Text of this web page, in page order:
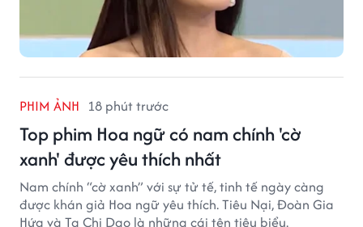
PHIM ẢNH 18 phút trước
Top phim Hoa ngữ có nam chính 'cờ
xanh' được yêu thích nhất
Nam chính “cờ xanh” với sự tử tế, tinh tế ngày càng
được khán giả Hoa ngữ yêu thích. Tiêu Nại, Đoàn Gia
Hứa và Tạ Chi Dao là những cái tên tiêu biểu.